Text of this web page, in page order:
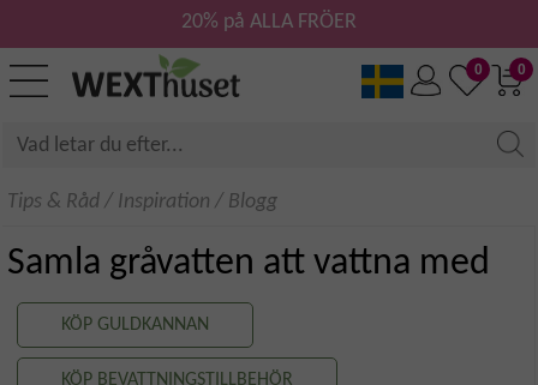
0
0
20% på ALLA FRÖER
Tips & Råd / Inspiration / Blogg
Samla gråvatten att vattna med
KÖP GULDKANNAN
KÖP BEVATTNINGSTILLBEHÖR